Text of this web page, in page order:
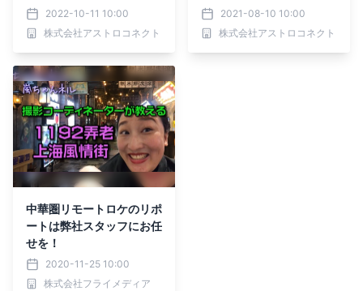
2022-10-11 10:00
株式会社アストロコネクト
宇宙食リポのライブイベ
ントを実施
2021-08-10 10:00
株式会社アストロコネクト
中華圏リモートロケのリポ
ートは弊社スタッフにお任
せを！
2020-11-25 10:00
株式会社フライメディア